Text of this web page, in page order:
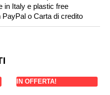
in Italy e plastic free
o Carta di credito
IN OFFERTA!